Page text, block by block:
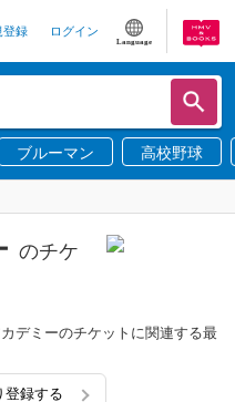
登録 ログイン
Language
ブルーマン 高校野球
のチケ
デミーのチケットに関連する最
登録する